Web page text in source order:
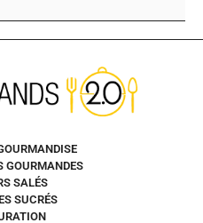
GOURMANDES
SALÉS
SUCRÉS